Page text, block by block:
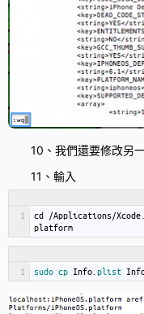
10、我們還要修改另
11、輸入
1 cd /Applications/Xcode
platform
1 sudo cp Info plist